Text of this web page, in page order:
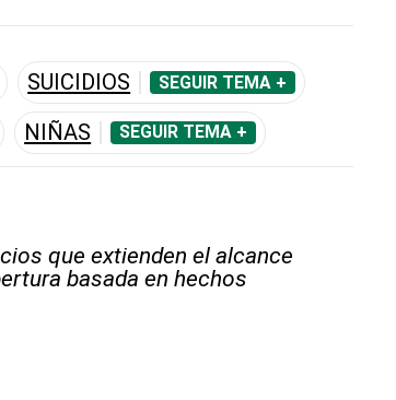
SUICIDIOS SEGUIR TEMA +
NIÑAS SEGUIR TEMA +
que extienden el alcance
basada en hechos